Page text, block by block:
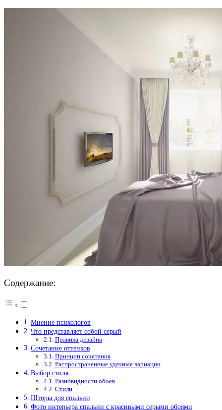
Содержание:
Мнение психологов
Что представляет собой серый
Правила дизайна
Сочетание оттенков
Принцип сочетания
Распространенные удачные вариации
Выбор стиля
Разновидности обоев
Стили
Шторы для спальни
Фото интерьера спальни с красивыми серыми обоями